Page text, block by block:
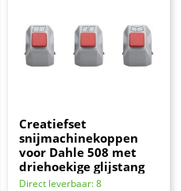
Creatiefset
snijmachinekoppen
voor Dahle 508 met
driehoekige glijstang
Direct leverbaar: 8